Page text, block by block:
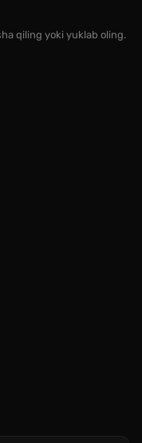
qiling yoki yuklab oling.